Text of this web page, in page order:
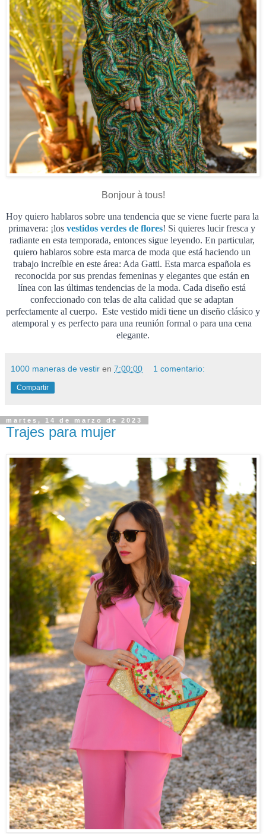
Bonjour à tous!
Hoy quiero hablaros sobre una tendencia que se viene fuerte para la
primavera: ¡los vestidos verdes de flores! Si quieres lucir fresca y
radiante en esta temporada, entonces sigue leyendo. En particular,
quiero hablaros sobre esta marca de moda que está haciendo un
trabajo increíble en este área: Ada Gatti. Esta marca española es
reconocida por sus prendas femeninas y elegantes que están en
línea con las últimas tendencias de la moda. Cada diseño está
confeccionado con telas de alta calidad que se adaptan
perfectamente al cuerpo. Este vestido midi tiene un diseño clásico y
atemporal y es perfecto para una reunión formal o para una cena
elegante.
1000 maneras de vestir en 7:00:00 1 comentario:
Compartir
martes, 14 de marzo de 2023
Trajes para mujer